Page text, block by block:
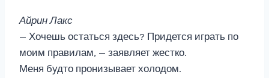
Айрин Лакс
— Хочешь остаться здесь? Придется играть по
моим правилам, — заявляет жестко.
Меня будто пронизывает холодом.